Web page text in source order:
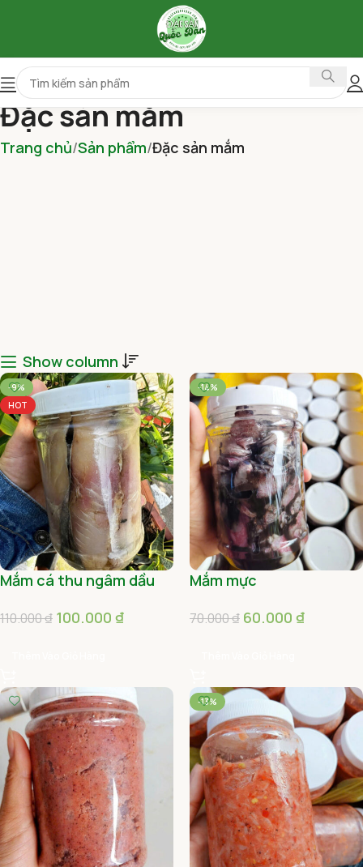
Đặc sản mắm
Trang chủ Sản phẩm Đặc sản mắm
Show column
-9%
HOT
Mắm cá thu ngâm dầu
110.000₫ 100.000 ₫
-14%
Mắm mực
70.000₫ 60.000 ₫
-13%